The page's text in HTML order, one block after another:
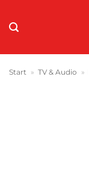
Inhalt
Start » TV & Audio »